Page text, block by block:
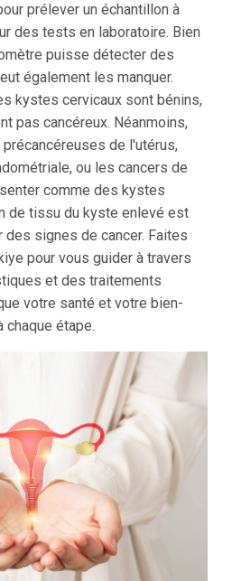
prélever un échantillon à
des tests en laboratoire. Bien
puisse détecter des
également les manquer.
kystes cervicaux sont bénins,
pas cancéreux. Néanmoins,
de l'utérus,
ou les cancers de
comme des kystes
de tissu du kyste enlevé est
des signes de cancer. Faites
pour vous guider à travers
et des traitements
votre santé et votre bien-
étape.